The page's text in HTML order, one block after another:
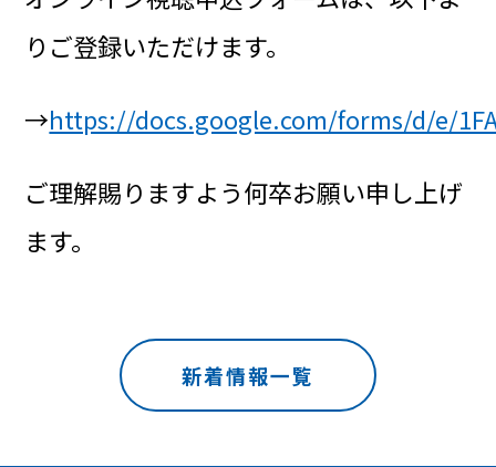
りご登録いただけます。
→https://docs.google.com/forms/d/e/
ご理解賜りますよう何卒お願い申し上げ
ます。
新着情報一覧